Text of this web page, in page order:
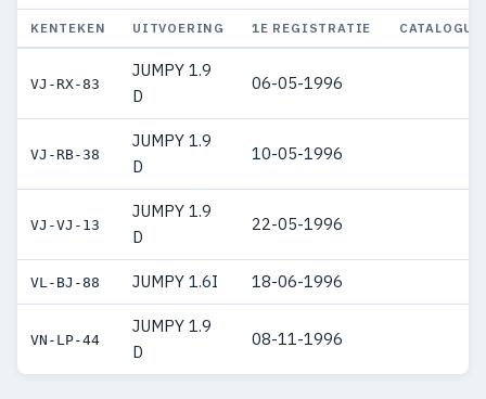
KENTEKEN UITVOERING 1E REGISTRATIE
VJ-RX-83
JUMPY 1.9
D
06-05-1996
VJ-RB-38
JUMPY 1.9
D
10-05-1996
VJ-VJ-13
JUMPY 1.9
D
22-05-1996
VL-BJ-88 JUMPY 1.6I 18-06-1996
VN-LP-44
JUMPY 1.9
D
08-11-1996